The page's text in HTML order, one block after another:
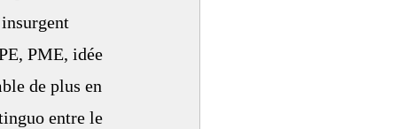
PME, idée
de plus en
entre le